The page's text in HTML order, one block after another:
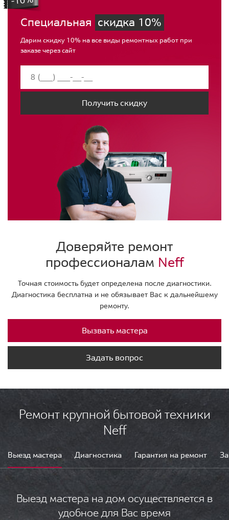
Специальная скидка 10%
Дарим скидку 10% на все виды ремонтных работ при
заказе через сайт
Получить скидку
Доверяйте ремонт
профессионалам Neff
Точная стоимость будет определена после диагностики.
Диагностика бесплатна и не обязывает Вас к дальнейшему
ремонту.
Вызвать мастера
Задать вопрос
Ремонт крупной бытовой техники
Neff
Выезд мастера Диагностика Гарантия на ремонт
Выезд мастера на дом осуществляется в
удобное для Вас время